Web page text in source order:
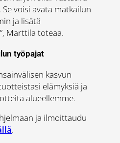
voisi avata matkailun
ja lisätä
Marttila toteaa.
työpajat
kasvun
elämyksiä ja
alueellemme.
ja ilmoittaudu
.